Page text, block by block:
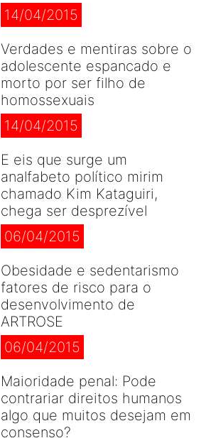
14/04/2015
Verdades e mentiras sobre o
adolescente espancado e
morto por ser filho de
homossexuais
14/04/2015
E eis que surge um
analfabeto político mirim
chamado Kim Kataguiri,
chega ser desprezível
06/04/2015
Obesidade e sedentarismo
fatores de risco para o
desenvolvimento de
ARTROSE
06/04/2015
Maioridade penal: Pode
contrariar direitos humanos
algo que muitos desejam em
consenso?